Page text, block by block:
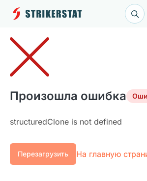
Произошла ошибка
structuredClone is not defined
Перезагрузить На главную